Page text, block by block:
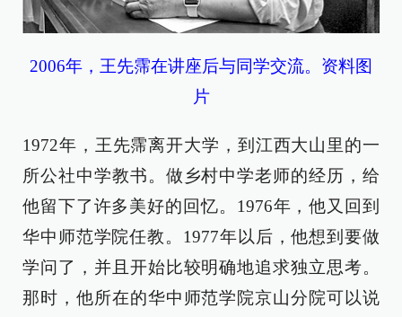
2006年，王先霈在讲座后与同学交流。资料图
片
1972年，王先霈离开大学，到江西大山里的一
所公社中学教书。做乡村中学老师的经历，给
他留下了许多美好的回忆。1976年，他又回到
华中师范学院任教。1977年以后，他想到要做
学问了，并且开始比较明确地追求独立思考。
那时，他所在的华中师范学院京山分院可以说